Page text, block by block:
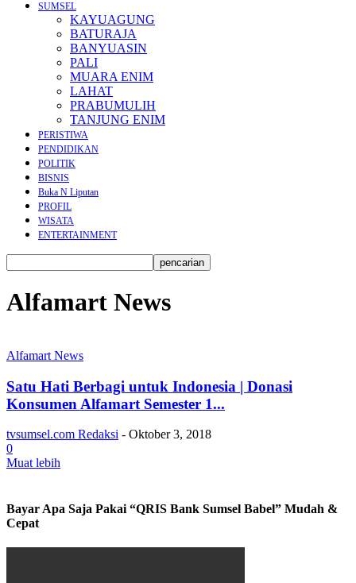
SUMSEL
KAYUAGUNG
BATURAJA
BANYUASIN
PALI
MUARA ENIM
LAHAT
PRABUMULIH
TANJUNG ENIM
PERISTIWA
PENDIDIKAN
POLITIK
BISNIS
Buka N Liputan
PROFIL
WISATA
ENTERTAINMENT
Alfamart News
Alfamart News
Satu Hati Berbagi untuk Indonesia | Donasi
Konsumen Alfamart Semester 1...
tvsumsel.com Redaksi - Oktober 3, 2018
0
Muat lebih
Bayar Apa Saja Pakai “QRIS Bank Sumsel Babel” Mudah &
Cepat